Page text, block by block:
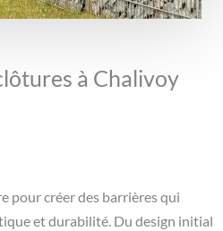
à Chalivoy
pour créer des barrières qui
et durabilité. Du design initial